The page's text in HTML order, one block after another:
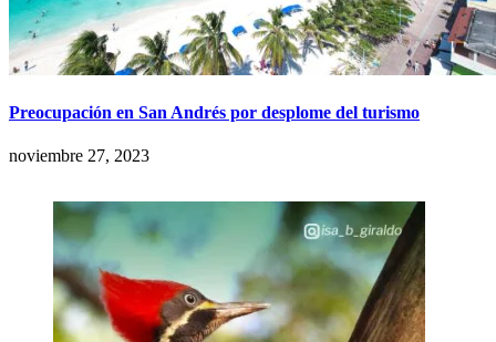
Preocupación en San Andrés por desplome del turismo
noviembre 27, 2023